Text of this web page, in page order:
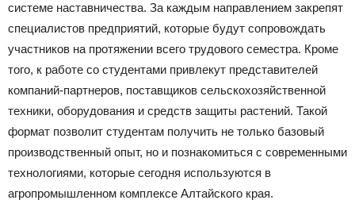
системе наставничества. За каждым направлением закрепят
специалистов предприятий, которые будут сопровождать
участников на протяжении всего трудового семестра. Кроме
того, к работе со студентами привлекут представителей
компаний-партнеров, поставщиков сельскохозяйственной
техники, оборудования и средств защиты растений. Такой
формат позволит студентам получить не только базовый
производственный опыт, но и познакомиться с современными
технологиями, которые сегодня используются в
агропромышленном комплексе Алтайского края.